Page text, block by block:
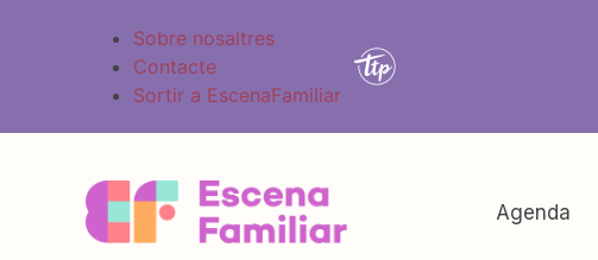
Sobre nosaltres
Contacte
Sortir a EscenaFamiliar
Agenda